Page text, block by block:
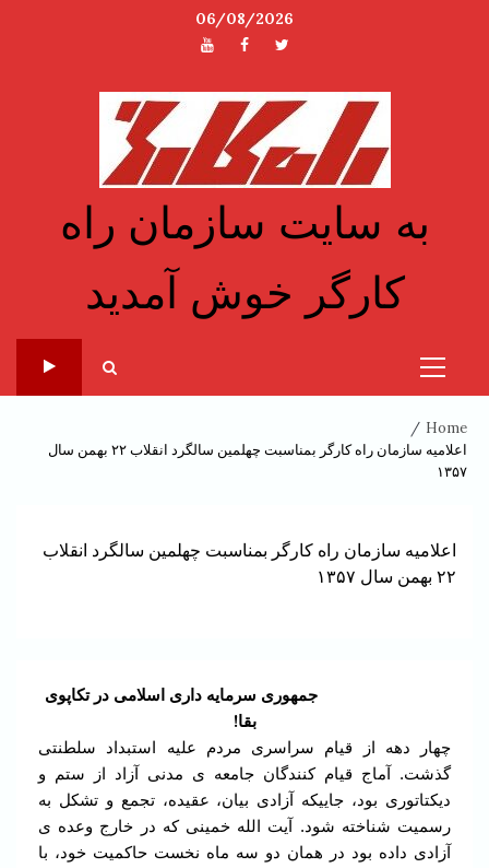
06/08/2026
توئیترفیسبوکیوتیوب
به سایت سازمان راه
کارگر خوش آمدید
Primary
Home
اعلامیه سازمان راه کارگر بمناسبت چهلمین سالگرد انقلاب ۲۲ بهمن سال
۱۳۵۷
اعلامیه سازمان راه کارگر بمناسبت چهلمین سالگرد انقلاب
۲۲ بهمن سال ۱۳۵۷
جمهوری سرمایه داری اسلامی در تکاپوی
بقا!
چهار دهه از قیام سراسری مردم علیه استبداد سلطنتی
گذشت. آماج قیام کنندگان جامعه ی مدنی آزاد از ستم و
دیکتاتوری بود، جاییکه آزادی بیان، عقیده، تجمع و تشکل به
رسمیت شناخته شود. آیت الله خمینی که در خارج وعده ی
آزادی داده بود در همان دو سه ماه نخست حاکمیت خود، با